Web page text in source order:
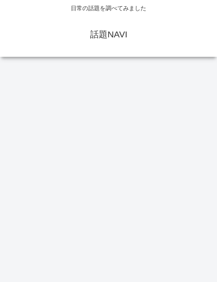
日常の話題を調べてみました
話題NAVI